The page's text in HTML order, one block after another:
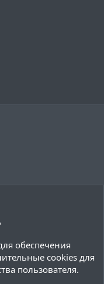
обеспечения
cookies для
пользователя.